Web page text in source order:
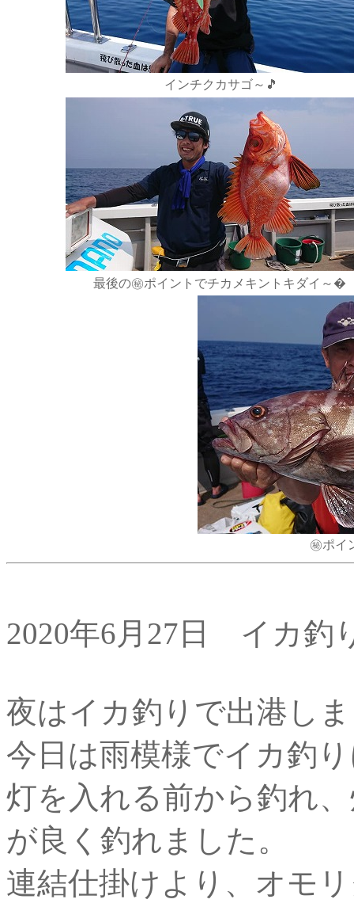
インチクカサゴ～🎵
最後の㊙️ポイントでチカメキントキダイ～�
㊙️ポイ
2020年6月27日 イカ釣
夜はイカ釣りで出港し
今日は雨模様でイカ釣
灯を入れる前から釣れ
が良く釣れました。
連結仕掛けより、オモ